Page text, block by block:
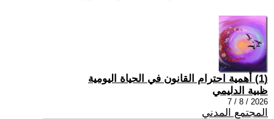
(1) أهمية احترام القانون في الحياة اليومية
ظبية الدليمي
2026 / 8 / 7
المجتمع المدني